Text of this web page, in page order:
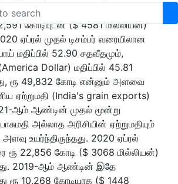
காலகட்டத்தில் ஈட்டப்பட்ட
கோடியுடன் ($ 4581 மில்லியன்)
ஏப்ரல் முதல் டிசம்பர் வரையிலான
மதிப்பில் 52.90 சதவீதமும்,
Dollar) மதிப்பில் 45.81
ரூ 49,832 கோடி என்னும் அளவை
ஏற்றுமதி (India's grain exports)
ஆம் ஆண்டின் முதல் மூன்று
அல்லாத அரிசியின் ஏற்றுமதியும்
அளவு உயர்ந்திருந்தது. 2020 ஏப்ரல்
ரூ 22,856 கோடி ($ 3068 மில்லியன்)
2019-ஆம் ஆண்டின் இதே
ரூ 10,268 கோடியாக ($ 1448